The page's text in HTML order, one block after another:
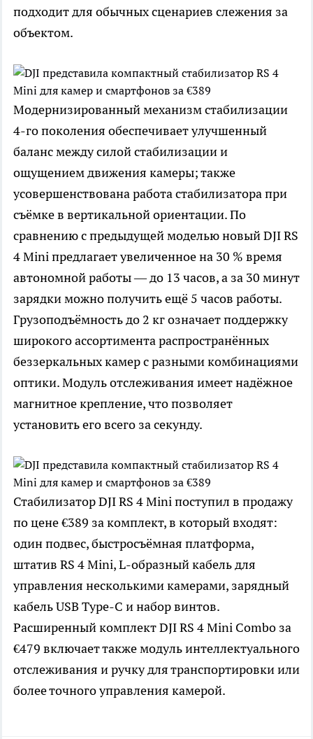
подходит для обычных сценариев слежения за
объектом.
Модернизированный механизм стабилизации
4-го поколения обеспечивает улучшенный
баланс между силой стабилизации и
ощущением движения камеры; также
усовершенствована работа стабилизатора при
съёмке в вертикальной ориентации. По
сравнению с предыдущей моделью новый DJI RS
4 Mini предлагает увеличенное на 30 % время
автономной работы — до 13 часов, а за 30 минут
зарядки можно получить ещё 5 часов работы.
Грузоподъёмность до 2 кг означает поддержку
широкого ассортимента распространённых
беззеркальных камер с разными комбинациями
оптики. Модуль отслеживания имеет надёжное
магнитное крепление, что позволяет
установить его всего за секунду.
Стабилизатор DJI RS 4 Mini поступил в продажу
по цене €389 за комплект, в который входят:
один подвес, быстросъёмная платформа,
штатив RS 4 Mini, L-образный кабель для
управления несколькими камерами, зарядный
кабель USB Type-C и набор винтов.
Расширенный комплект DJI RS 4 Mini Combo за
€479 включает также модуль интеллектуального
отслеживания и ручку для транспортировки или
более точного управления камерой.